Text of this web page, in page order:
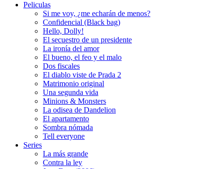
Peliculas
Si me voy, ¿me echarán de menos?
Confidencial (Black bag)
Hello, Dolly!
El secuestro de un presidente
La ironía del amor
El bueno, el feo y el malo
Dos fiscales
El diablo viste de Prada 2
Matrimonio original
Una segunda vida
Minions & Monsters
La odisea de Dandelion
El apartamento
Sombra nómada
Tell everyone
Series
La más grande
Contra la ley